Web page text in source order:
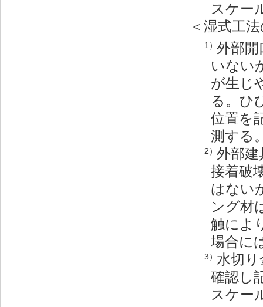
スケー
＜湿式工
1） 外部
いない
が生じ
る。ひ
位置を
測する
2） 外部
接着破
はない
ング材
触によ
場合に
3）水切
確認し
スケー